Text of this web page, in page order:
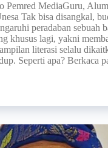
Pemred MediaGuru,
Tak bisa disangkal,
peradaban sebuah
khusus lagi, yakni
literasi selalu
Seperti apa? Berkaca